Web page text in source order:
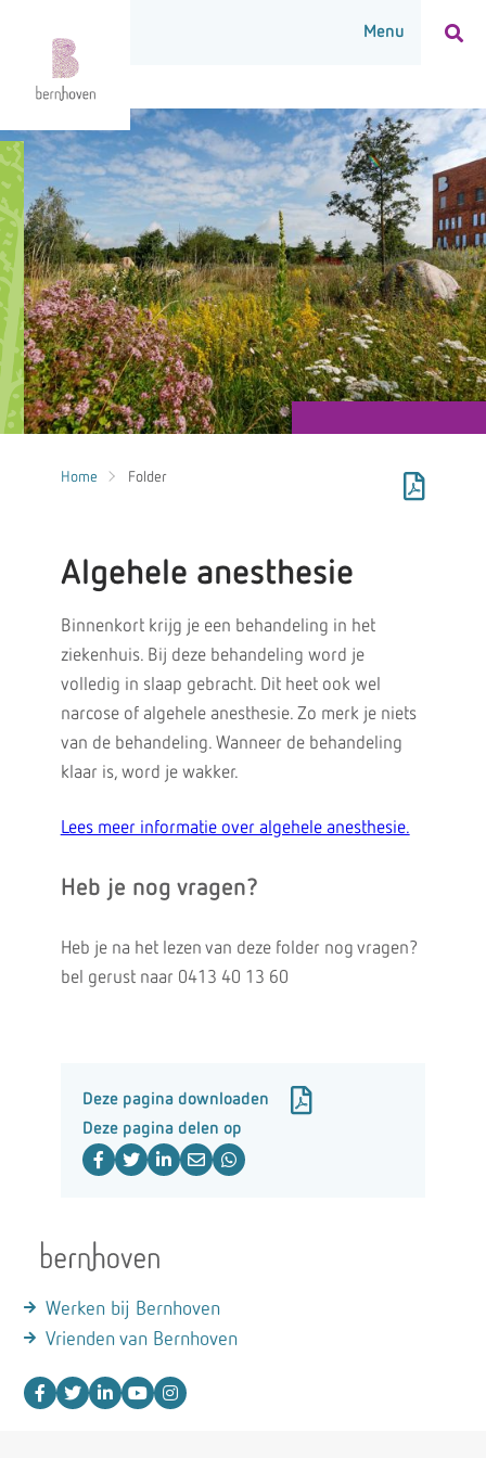
Home Folder
Algehele anesthesie
Binnenkort krijg je een behandeling in het
ziekenhuis. Bij deze behandeling word je
volledig in slaap gebracht. Dit heet ook wel
narcose of algehele anesthesie. Zo merk je niets
van de behandeling. Wanneer de behandeling
klaar is, word je wakker.
Lees meer informatie over algehele anesthesie.
Heb je nog vragen?
Heb je na het lezen van deze folder nog vragen?
bel gerust naar 0413 40 13 60
Deze pagina downloaden
Deze pagina delen op
Werken bij Bernhoven
Vrienden van Bernhoven